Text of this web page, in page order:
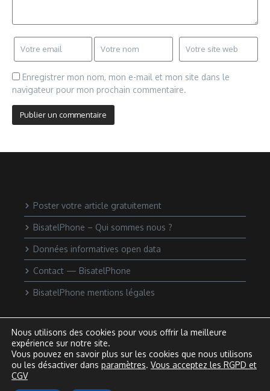
Enregistrer mon nom, mon e-mail et mon site dans le
navigateur pour mon prochain commentaire.
Poster votre article gratuitement
BisatelPhone – Qui sommes nous ?
Données informatives open data
Contact — BisatelPhone
BisatelPhone mentions légales
Nous utilisons des cookies pour vous offrir la meilleure
expérience sur notre site.
Vous pouvez en savoir plus sur les cookies que nous utilisons
ou les désactiver dans paramètres. Vous acceptez les RGPD et
CGV